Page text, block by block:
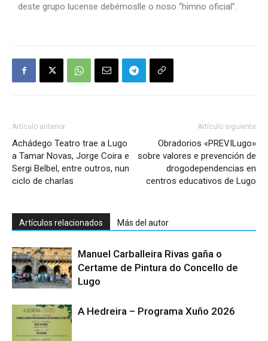
deste grupo lucense debémoslle o noso “himno oficial”.
Artículo anterior
Achádego Teatro trae a Lugo
a Tamar Novas, Jorge Coira e
Sergi Belbel, entre outros, nun
ciclo de charlas
Artículo siguiente
Obradorios «PREVILugo»
sobre valores e prevención de
drogodependencias en
centros educativos de Lugo
Artículos relacionados Más del autor
Manuel Carballeira Rivas gaña o
Certame de Pintura do Concello de
Lugo
A Hedreira – Programa Xuño 2026